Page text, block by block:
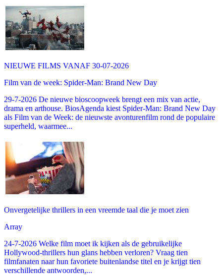
NIEUWE FILMS VANAF 30-07-2026
Film van de week: Spider-Man: Brand New Day
29-7-2026 De nieuwe bioscoopweek brengt een mix van actie,
drama en arthouse. BiosAgenda kiest Spider-Man: Brand New Day
als Film van de Week: de nieuwste avonturenfilm rond de populaire
superheld, waarmee...
Onvergetelijke thrillers in een vreemde taal die je moet zien
Array
24-7-2026 Welke film moet ik kijken als de gebruikelijke
Hollywood-thrillers hun glans hebben verloren? Vraag tien
filmfanaten naar hun favoriete buitenlandse titel en je krijgt tien
verschillende antwoorden,...